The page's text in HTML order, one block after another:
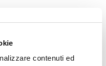
contenuti ed